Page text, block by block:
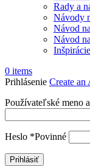
Rady a
Návody
Návod
Návod
0 items
Prihlásenie Create an
Používateľské meno
Heslo *Povinné
Prihlásiť